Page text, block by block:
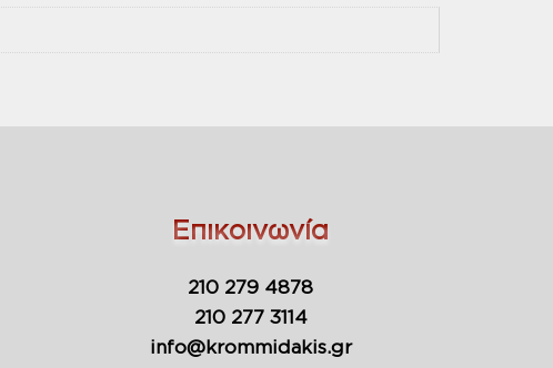
Επικοινωνία
210 279 4878
210 277 3114
info@krommidakis.gr